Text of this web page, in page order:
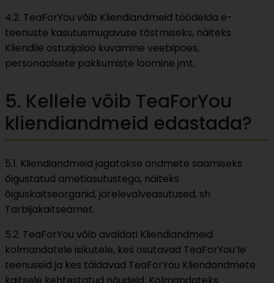
4.2. TeaForYou võib Kliendiandmeid töödelda e-
teenuste kasutusmugavuse tõstmiseks, näiteks
Kliendile ostuajaloo kuvamine veebipoes,
personaalsete pakkumiste loomine jmt.
5. Kellele võib TeaForYou
kliendiandmeid edastada?
5.1. Kliendiandmeid jagatakse andmete saamiseks
õigustatud ametiasutustega, näiteks
õiguskaitseorganid, järelevalveasutused, sh
Tarbijakaitseamet.
5.2. TeaForYou võib avaldati Kliendiandmeid
kolmandatele isikutele, kes osutavad TeaForYou’le
teenuseid ja kes täidavad TeaForYou Kliendandmete
kaitsele kehtestatud nõudeid. Kolmandateks